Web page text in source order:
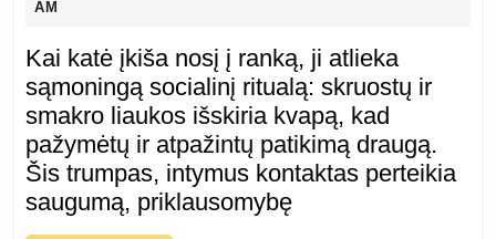
į
jūsų
ranką:
AM
Kai katė įkiša nosį į ranką, ji atlieka
sąmoningą socialinį ritualą: skruostų ir
smakro liaukos išskiria kvapą, kad
pažymėtų ir atpažintų patikimą draugą.
Šis trumpas, intymus kontaktas perteikia
saugumą, priklausomybę